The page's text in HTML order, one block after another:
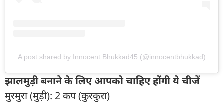
A post shared by Innocent Bhukkad45 (@innocentbhukkad)
झालमुड़ी बनाने के लिए आपको चाहिए होंगी ये चीजें
मुरमुरा (मुड़ी): 2 कप (कुरकुरा)